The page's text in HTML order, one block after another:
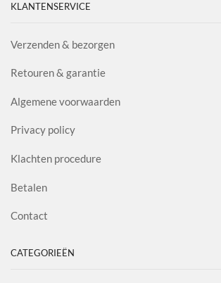
KLANTENSERVICE
Verzenden & bezorgen
Retouren & garantie
Algemene voorwaarden
Privacy policy
Klachten procedure
Betalen
Contact
CATEGORIEËN